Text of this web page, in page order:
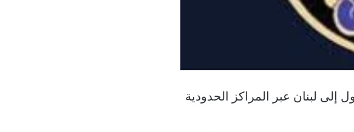
إلى لبنان عبر المراكز الحدودية